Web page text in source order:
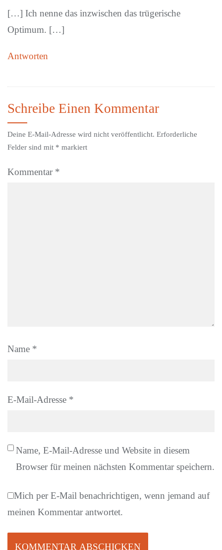
[…] Ich nenne das inzwischen das trügerische
Optimum. […]
Antworten
Schreibe Einen Kommentar
Deine E-Mail-Adresse wird nicht veröffentlicht. Erforderliche
Felder sind mit * markiert
Kommentar *
Name *
E-Mail-Adresse *
Name, E-Mail-Adresse und Website in diesem
Browser für meinen nächsten Kommentar speichern.
Mich per E-Mail benachrichtigen, wenn jemand auf
meinen Kommentar antwortet.